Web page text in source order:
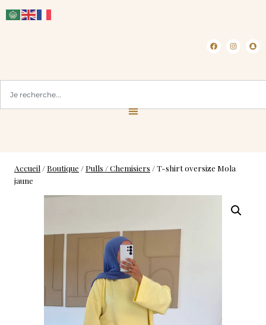
Accueil /Boutique / Pulls / Chemisiers /T-shirt oversize Mola
jaune